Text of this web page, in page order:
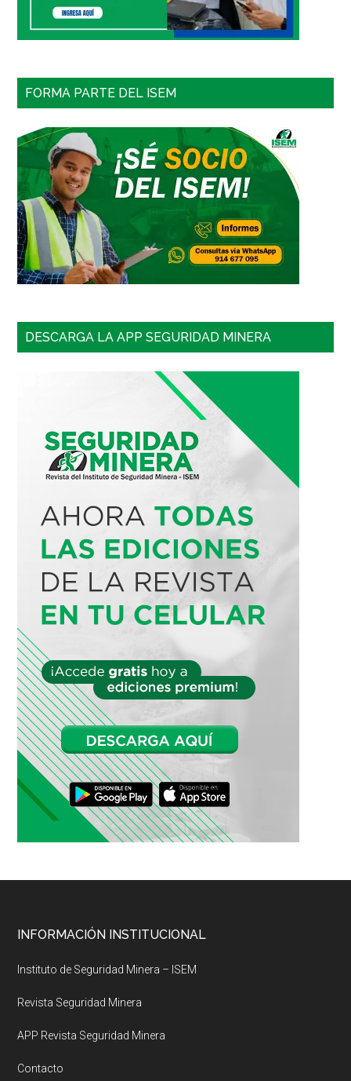
FORMA PARTE DEL ISEM
DESCARGA LA APP SEGURIDAD MINERA
Footer
INFORMACIÓN INSTITUCIONAL
Instituto de Seguridad Minera – ISEM
Revista Seguridad Minera
APP Revista Seguridad Minera
Contacto